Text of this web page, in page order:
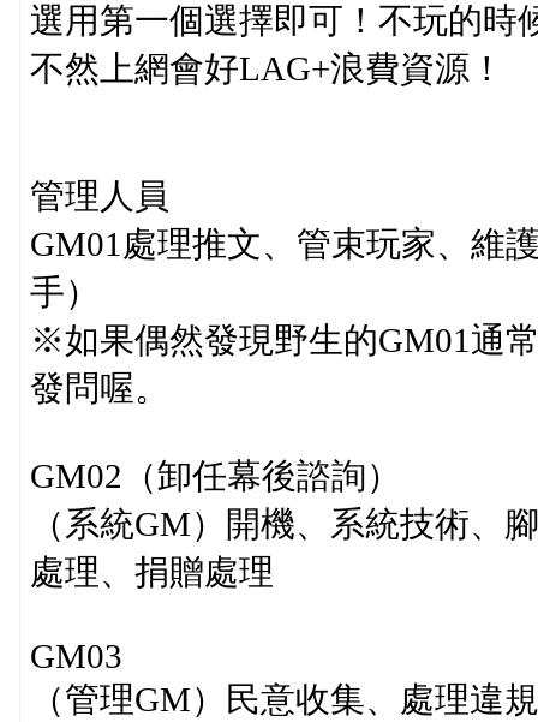
選用第一個選擇即可！不玩的時
不然上網會好LAG+浪費資源！
管理人員
GM01處理推文、管束玩家、維
手）
※如果偶然發現野生的GM01通
發問喔。
GM02（卸任幕後諮詢）
（系統GM）開機、系統技術、
處理、捐贈處理
GM03
（管理GM）民意收集、處理違